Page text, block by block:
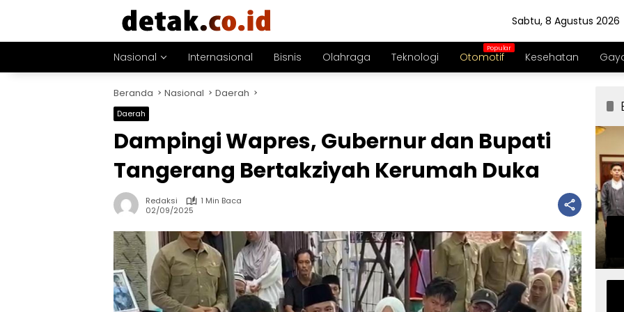
Sabtu, 8 Agustus 2026
Nasional Internasional Bisnis Olahraga Teknologi Otomotif Kesehatan
Beranda Nasional Daerah
Daerah
Dampingi Wapres, Gubernur dan Bupati
Tangerang Bertakziyah Kerumah Duka
Redaksi
1 Min Baca
02/09/2025